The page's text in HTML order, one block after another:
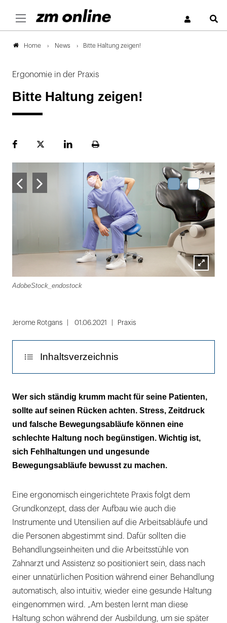
Home News Bitte Haltung zeigen!
Ergonomie in der Praxis
Bitte Haltung zeigen!
FacebookPlattformLinekdInSeite
Lightbox
AdobeStock_endostock
1Jerome Rotgans 01.06.2021 Praxis
Inhaltsverzeichnis
Hauptsache der Patient liegt bequem?
Falsch!
Ideal sitzt man wie auf einem Küchenstuhl
Pausen gehören zum Arbeitsalltag dazu
Wer sich ständig krumm macht für seine Patienten,
sollte auf seinen Rücken achten. Stress, Zeitdruck
und falsche Bewegungsabläufe können eine
schlechte Haltung noch begünstigen. Wichtig ist,
sich Fehlhaltungen und ungesunde
Bewegungsabläufe bewusst zu machen.
Eine ergonomisch eingerichtete Praxis folgt dem
Grundkonzept, dass der Aufbau wie auch die
Instrumente und Utensilien auf die Arbeitsabläufe und
die Personen abgestimmt sind. Dafür sollten die
Behandlungseinheiten und die Arbeitsstühle von
Zahnarzt und Assistenz so positioniert sein, dass nach
einer unnatürlichen Position während einer Behandlung
automatisch, also intuitiv, wieder eine gesunde Haltung
eingenommen wird. „Am besten lernt man diese
Haltung schon während der Ausbildung, um sie später